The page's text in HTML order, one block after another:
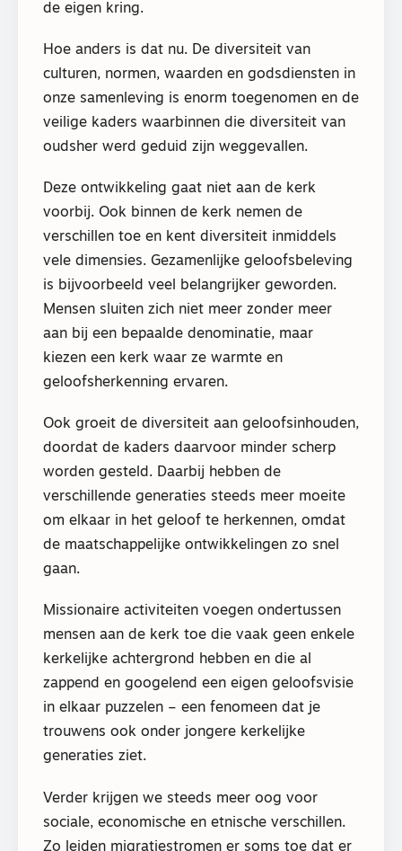
de eigen kring.
Hoe anders is dat nu. De diversiteit van
culturen, normen, waarden en godsdiensten in
onze samenleving is enorm toegenomen en de
veilige kaders waarbinnen die diversiteit van
oudsher werd geduid zijn weggevallen.
Deze ontwikkeling gaat niet aan de kerk
voorbij. Ook binnen de kerk nemen de
verschillen toe en kent diversiteit inmiddels
vele dimensies. Gezamenlijke geloofsbeleving
is bijvoorbeeld veel belangrijker geworden.
Mensen sluiten zich niet meer zonder meer
aan bij een bepaalde denominatie, maar
kiezen een kerk waar ze warmte en
geloofsherkenning ervaren.
Ook groeit de diversiteit aan geloofsinhouden,
doordat de kaders daarvoor minder scherp
worden gesteld. Daarbij hebben de
verschillende generaties steeds meer moeite
om elkaar in het geloof te herkennen, omdat
de maatschappelijke ontwikkelingen zo snel
gaan.
Missionaire activiteiten voegen ondertussen
mensen aan de kerk toe die vaak geen enkele
kerkelijke achtergrond hebben en die al
zappend en googelend een eigen geloofsvisie
in elkaar puzzelen – een fenomeen dat je
trouwens ook onder jongere kerkelijke
generaties ziet.
Verder krijgen we steeds meer oog voor
sociale, economische en etnische verschillen.
Zo leiden migratiestromen er soms toe dat er